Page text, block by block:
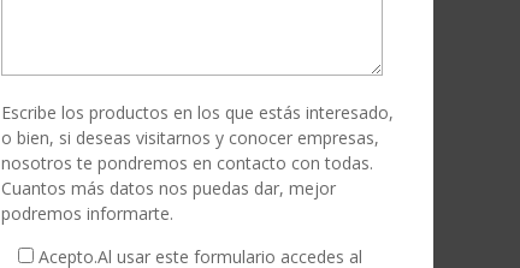
Escribe los productos en los que estás interesado,
o bien, si deseas visitarnos y conocer empresas,
nosotros te pondremos en contacto con todas.
Cuantos más datos nos puedas dar, mejor
podremos informarte.
Acepto.Al usar este formulario accedes al